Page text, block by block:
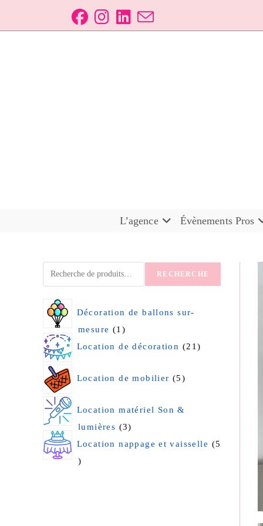
L’agence Évènements Pros
RECHERCHE
Décoration de ballons sur-
mesure
1
Location de décoration
21
Location de mobilier 5
Location matériel Son &
lumières
3
Location nappage et vaisselle
5